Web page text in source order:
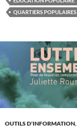
QUARTIERS POPULAIRES
OUTILS D'INFORMATION,